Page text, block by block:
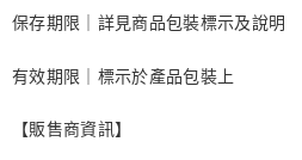
保存期限｜詳見商品包裝標示及說明
有效期限｜標示於產品包裝上
【販售商資訊】